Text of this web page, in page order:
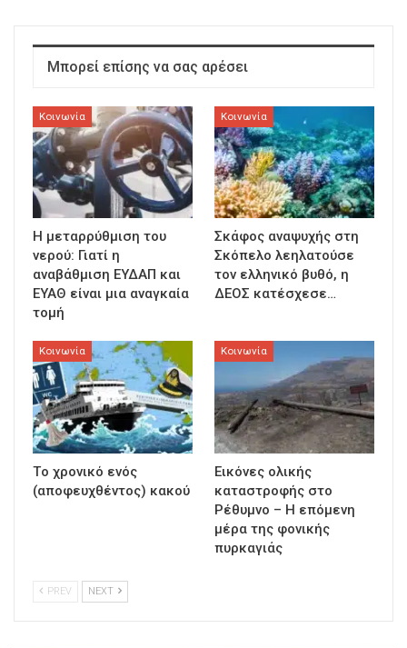
Μπορεί επίσης να σας αρέσει
Κοινωνία
Η μεταρρύθμιση του
νερού: Γιατί η
αναβάθμιση ΕΥΔΑΠ και
ΕΥΑΘ είναι μια αναγκαία
τομή
Κοινωνία
Σκάφος αναψυχής στη
Σκόπελο λεηλατούσε
τον ελληνικό βυθό, η
ΔΕΟΣ κατέσχεσε…
Κοινωνία
Τo χρονικό ενός
(αποφευχθέντος) κακού
Κοινωνία
Εικόνες ολικής
καταστροφής στο
Ρέθυμνο – Η επόμενη
μέρα της φονικής
πυρκαγιάς
PREV NEXT